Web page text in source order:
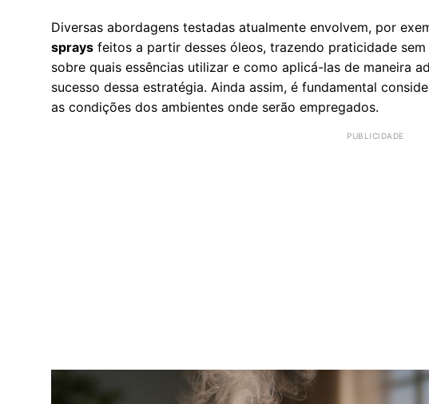
Diversas abordagens testadas atualmente envolvem, por
sprays feitos a partir desses óleos, trazendo praticidade
sobre quais essências utilizar e como aplicá-las de maneira
sucesso dessa estratégia. Ainda assim, é fundamental
as condições dos ambientes onde serão empregados.